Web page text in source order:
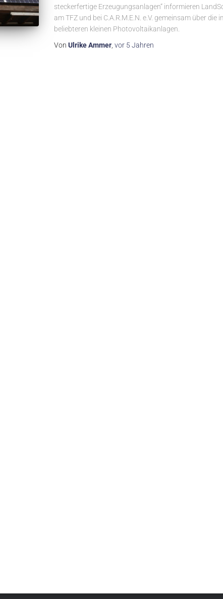
steckerfertige Erzeugungsanlagen“ informieren
am TFZ und bei C.A.R.M.E.N. e.V. gemeinsam über die
beliebteren kleinen Photovoltaikanlagen.
Von Ulrike Ammer vor 5 Jahren